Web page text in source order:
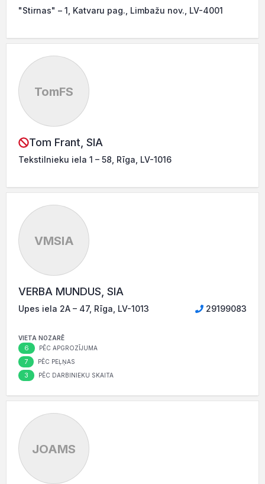
"Stirnas" – 1, Katvaru pag., Limbažu nov., LV-4001
TomFS
Tom Frant, SIA
Tekstilnieku iela 1 – 58, Rīga, LV-1016
VMSIA
VERBA MUNDUS, SIA
Upes iela 2A – 47, Rīga, LV-1013 29199083
VIETA NOZARĒ
6 PĒC APGROZĪJUMA
7 PĒC PEĻŅAS
3 PĒC DARBINIEKU SKAITA
JOAMS